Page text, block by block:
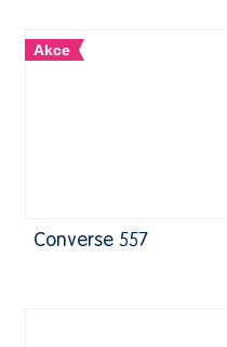
Akce
Converse 557